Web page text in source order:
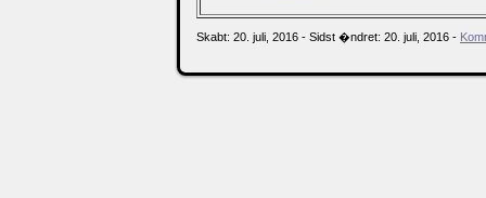
Skabt: 20. juli, 2016 - Sidst �ndret: 20. juli, 2016 -